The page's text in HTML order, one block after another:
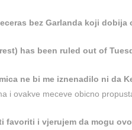
bez Garlanda koji dobija
has been ruled out of
ne bi me iznenadilo ni da
i ovakve meceve obicno
favoriti i vjerujem da mogu